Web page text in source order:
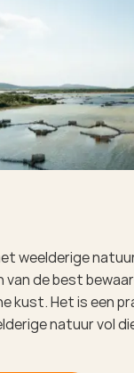
weelderige
van de best
kust. Het is een
natuur vol